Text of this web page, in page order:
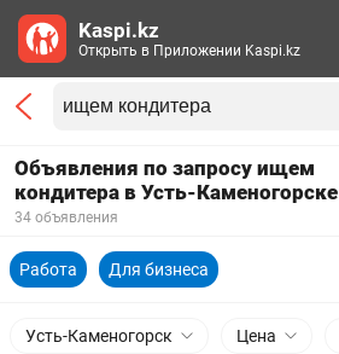
Объявления по запросу ищем
кондитера в Усть-Каменогорске
34 объявления
Работа Для бизнеса
Усть-Каменогорск Цена
Kaspi.kz
Открыть в Приложении Kaspi.kz